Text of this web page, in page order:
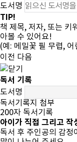
도서명
TIP!
책 제목, 저자, 또는 키
아볼 수 있어요!
(예: 메밀꽃 필 무렵,
이전 다음
독서 기록
도서명
독서기록지 첨부
200자 독서기록
아이가 직접 그리고
독서 후 주인공의 감정